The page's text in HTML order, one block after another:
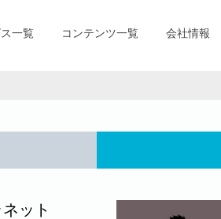
一覧 コンテンツ一覧 会社情報
ット